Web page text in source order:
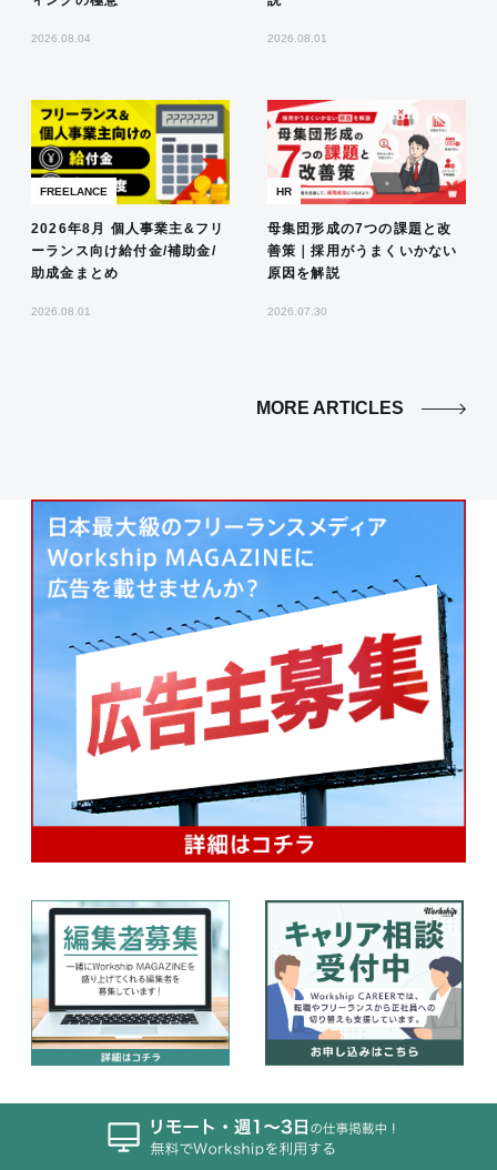
2026.08.04 2026.08.01
FREELANCE
2026年8月 個人事業主&フリ
ーランス向け給付金/補助金/
助成金まとめ
2026.08.01
HR
母集団形成の7つの課題と改
善策｜採用がうまくいかない
原因を解説
2026.07.30
MORE ARTICLES